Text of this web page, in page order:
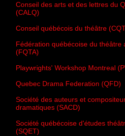
Conseil des arts et des lettres du
(CALQ)
Conseil québécois du théâtre
Fédération québécoise du théâtre
(FQTA)
Playwrights' Workshop Montreal
Quebec Drama Federation (QFD)
Société des auteurs et
dramatiques (SACD)
Société québécoise d'études
(SQET)